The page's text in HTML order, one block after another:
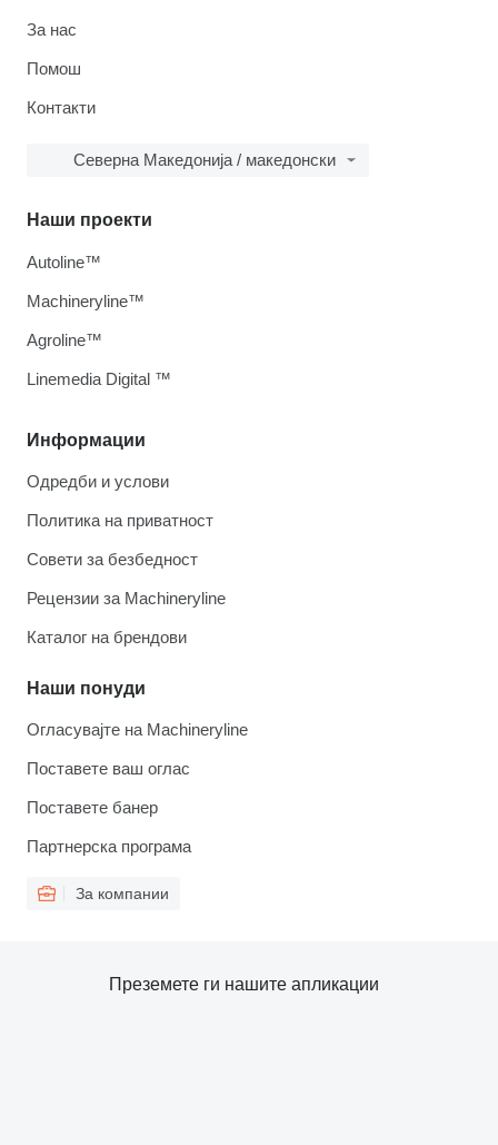
За нас
Помош
Контакти
Северна Македонија / македонски
Информации
Одредби и услови
Политика на приватност
Совети за безбедност
Рецензии за Machineryline
Каталог на брендови
Наши понуди
Огласувајте на Machineryline
Поставете ваш оглас
Поставете банер
Партнерска програма
За компании
Наши проекти
Autoline™
Machineryline™
Agroline™
Linemedia Digital ™
Преземете ги нашите апликации